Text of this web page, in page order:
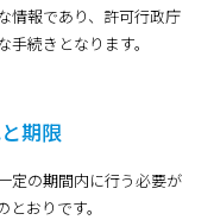
情報であり、許可行政庁
続きとなります。
期限
定の期間内に行う必要が
おりです。